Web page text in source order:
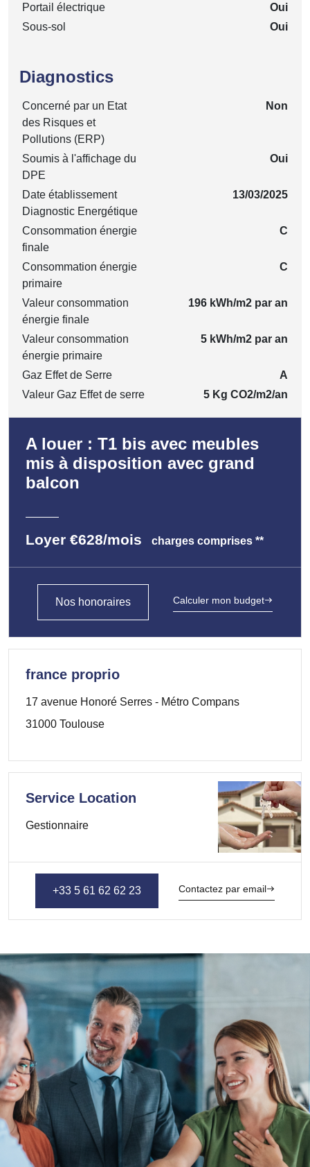
Portail électrique
Oui
Sous-sol
Oui
Diagnostics
Concerné par un Etat
des Risques et
Pollutions (ERP)
Non
Soumis à l'affichage du
DPE
Oui
Date établissement
Diagnostic Energétique
13/03/2025
Consommation énergie
finale
C
Consommation énergie
primaire
C
Valeur consommation
énergie finale
196 kWh/m2 par an
Valeur consommation
énergie primaire
5 kWh/m2 par an
Gaz Effet de Serre
A
Valeur Gaz Effet de serre
5 Kg CO2/m2/an
A louer : T1 bis avec meubles
mis à disposition avec grand
balcon
Loyer €628/mois charges comprises **
Nos honoraires Calculer mon budget
france proprio
17 avenue Honoré Serres - Métro Compans
31000 Toulouse
Service Location
Gestionnaire
+33 5 61 62 62 23 Contactez par email